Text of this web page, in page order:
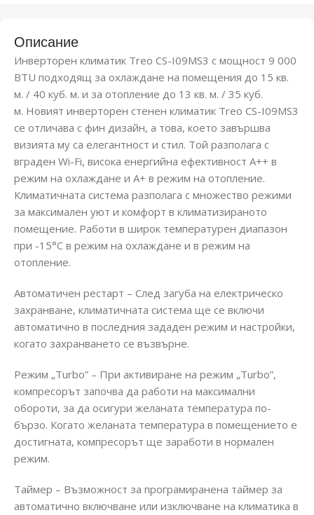
Описание
Инверторен климатик Treo CS-I09MS3 с мощност 9 000
BTU подходящ за охлаждане на помещения до 15 кв.
м. / 40 куб. м. и за отопление до 13 кв. м. / 35 куб.
м. Новият инверторен стенен климатик Treo CS-I09MS3
се отличава с фин дизайн, а това, което завършва
визията му са елегантност и стил. Той разполага с
вграден Wi-Fi, висока енергийна ефективност A++ в
режим на охлаждане и A+ в режим на отопление.
Климатичната система разполага с множество режими
за максимален уют и комфорт в климатизираното
помещение. Работи в широк температурен диапазон
при -15°C в режим на охлаждане и в режим на
отопление.
Автоматичен рестарт – След загуба на електрическо
захранване, климатичната система ще се включи
автоматично в последния зададен режим и настройки,
когато захранването се възвърне.
Режим „Turbo” – При активиране на режим „Turbo”,
компресорът започва да работи на максимални
обороти, за да осигури желаната температура по-
бързо. Когато желаната температура в помещението е
достигната, компресорът ще заработи в нормален
режим.
Таймер – Възможност за програмиранена таймер за
автоматично включване или изключване на климатика в